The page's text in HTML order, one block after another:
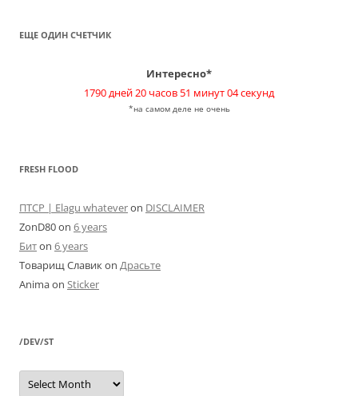
ЕЩЕ ОДИН СЧЕТЧИК
Интересно*
1790 дней 20 часов 51 минут 04 секунд
*на самом деле не очень
FRESH FLOOD
ПТСР | Elagu whateveron DISCLAIMER
ZonD80on 6 years
Битon 6 years
Товарищ Славикon Драсьте
Animaon Sticker
/DEV/ST
/dev/st